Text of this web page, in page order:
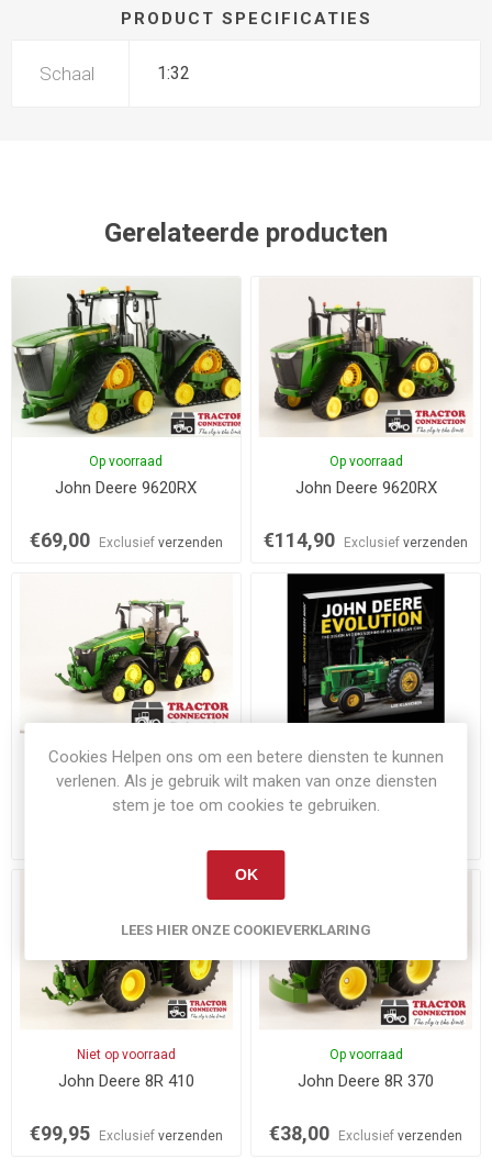
PRODUCT SPECIFICATIES
Schaal 1:32
Gerelateerde producten
Op voorraad
John Deere 9620RX
€69,00 Exclusief verzenden
Op voorraad
John Deere 9620RX
€114,90 Exclusiefverzenden
Niet op voorraad
John Deere 8RX 410 op
rupsen
Op voorraad
John Deere Evolution
Niet op voorraad
John Deere 8R 410
€99,95 Exclusief verzenden
Op voorraad
John Deere 8R 370
€38,00 Exclusiefverzenden
Cookies Helpen ons om een betere diensten te kunnen
verlenen. Als je gebruik wilt maken van onze diensten
stem je toe om cookies te gebruiken.
OK
LEES HIER ONZE COOKIEVERKLARING